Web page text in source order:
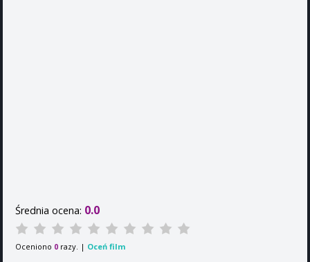
Średnia ocena: 0.0
Oceniono 0 razy. | Oceń film